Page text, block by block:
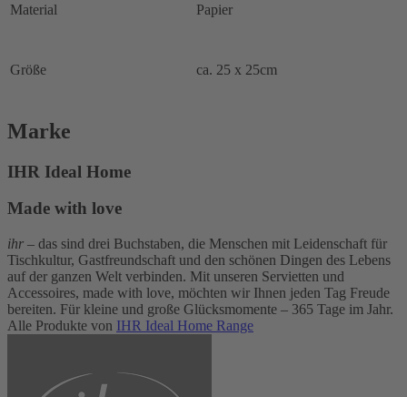
Material Papier
Größe ca. 25 x 25cm
Marke
IHR Ideal Home
Made with love
ihr – das sind drei Buchstaben, die Menschen mit Leidenschaft für
Tischkultur, Gastfreundschaft und den schönen Dingen des Lebens
auf der ganzen Welt verbinden. Mit unseren Servietten und
Accessoires, made with love, möchten wir Ihnen jeden Tag Freude
bereiten. Für kleine und große Glücksmomente – 365 Tage im Jahr.
Alle Produkte von IHR Ideal Home Range